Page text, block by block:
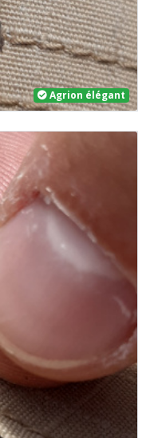
Agrion élégant